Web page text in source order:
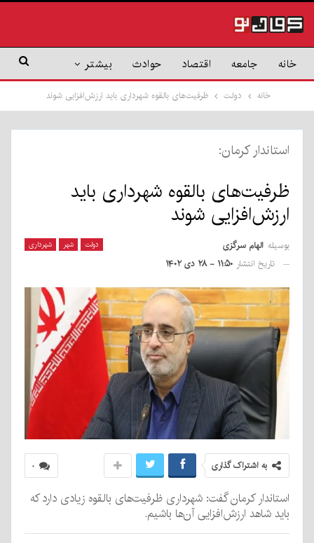
خانه جامعه اقتصاد حوادث بیشتر
خانه دولت ظرفیت‌های بالقوه شهرداری باید ارزش‌افزایی شوند
استاندار کرمان:
ظرفیت‌های بالقوه شهرداری باید
ارزش‌افزایی شوند
دولت شهر شهرداری بوسیله الهام سرگزی
تاریخ انتشار ۱۱:۵۰ - ۲۸ دی ۱۴۰۲
۰ به اشتراک گذاری
استاندار کرمان گفت: شهرداری ظرفیت‌های بالقوه زیادی دارد که
باید شاهد ارزش‌افزایی آن‌ها باشیم.